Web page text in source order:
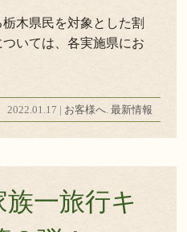
木県民を対象とした割
いては、各実施県にお
2022.01.17 | お客様へ. 最新情報
一旅行キ